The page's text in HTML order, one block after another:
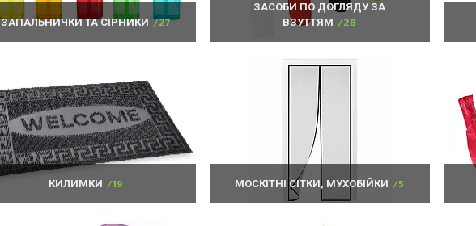
ЗАПАЛЬНИЧКИ ТА СІРНИКИ 27
ЗАСОБИ ПО ДОГЛЯДУ ЗА
ВЗУТТЯМ
28
КИЛИМКИ 19 МОСКІТНІ СІТКИ, МУХОБІЙКИ 5